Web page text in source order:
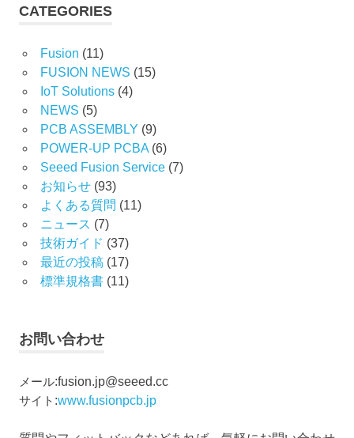
CATEGORIES
Fusion (11)
FUSION NEWS (15)
IoT Solutions(4)
NEWS (5)
PCB ASSEMBLY (9)
POWER-UP PCBA(6)
Seeed Fusion Service(7)
お知らせ(93)
よくある質問 (11)
ニュース (7)
技術ガイド (37)
最近の投稿(17)
標準規格書(11)
お問い合わせ
メール:fusion.jp@seeed.cc
サイト :www.fusionpcb.jp